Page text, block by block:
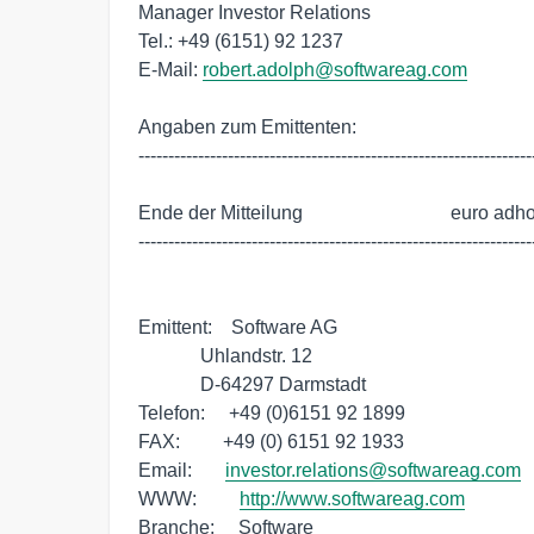
Manager Investor Relations
Tel.: +49 (6151) 92 1237
E-Mail: robert.adolph@softwareag.com
Angaben zum Emittenten:
Ende der Mitteilung                               euro
Emittent:    Software AG
Telefon:     +49 (0)6151 92 1899
FAX:         +49 (0) 6151 92 1933
Email: investor.relations@softwareag.com
WWW:
http://www.softwareag.com
Branche:     Software